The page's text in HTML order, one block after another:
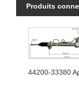
Produits